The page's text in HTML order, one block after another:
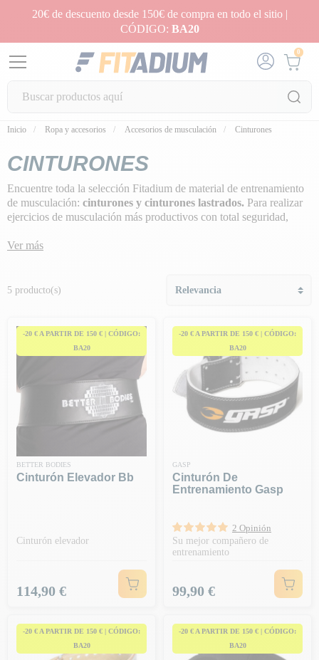
20€ de descuento desde 150€ de compra en todo el sitio |
CÓDIGO: BA20
0
Inicio Ropa y accesorios Accesorios de musculación Cinturones
CINTURONES
Encuentre toda la selección Fitadium de material de entrenamiento
de musculación: cinturones y cinturones lastrados. Para realizar
ejercicios de musculación más productivos con total seguridad,
intensidad, puedes optar por
movimientos de mayor calidad sin riesgo de lesionarte o compensar
Ver más
5 producto(s)
-20 € A PARTIR DE 150 € | CÓDIGO:
BA20
BETTER BODIES
Cinturón Elevador Bb
Cinturón elevador
Precio
114,90 €
-20 € A PARTIR DE 150 € | CÓDIGO:
BA20
GASP
Cinturón De
Entrenamiento Gasp
2 Opinión
Su mejor compañero de
entrenamiento
Precio
99,90 €
-20 € A PARTIR DE 150 € | CÓDIGO:
BA20
-20 € A PARTIR DE 150 € | CÓDIGO:
BA20